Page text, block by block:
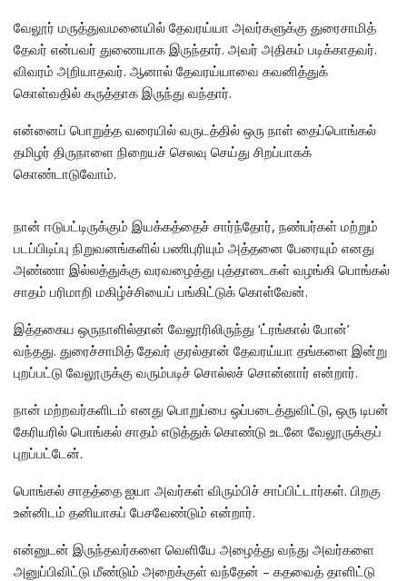
வேலூர் மருத்துவமனையில் தேவரய்யா அவர்களுக்கு துரைசாமித்
தேவர் என்பவர் துணையாக இருந்தார். அவர் அதிகம் படிக்காதவர்.
விவரம் அறியாதவர். ஆனால் தேவரய்யாவை கவனித்துக்
கொள்வதில் கருத்தாக இருந்து வந்தார்.
என்னைப் பொறுத்த வரையில் வருடத்தில் ஒரு நாள் தைப்பொங்கல்
தமிழர் திருநாளை நிறையச் செலவு செய்து சிறப்பாகக்
கொண்டாடுவோம்.
நான் ஈடுபட்டிருக்கும் இயக்கத்தைச் சார்ந்தோர், நண்பர்கள் மற்றும்
படப்பிடிப்பு நிறுவனங்களில் பணிபுரியும் அத்தனை பேரையும் எனது
அண்ணா இல்லத்துக்கு வரவழைத்து புத்தாடைகள் வழங்கி பொங்கல்
சாதம் பரிமாறி மகிழ்ச்சியைப் பங்கிட்டுக் கொள்வேன்.
இத்தகைய ஒருநாளில்தான் வேலூரிலிருந்து ‘ட்ரங்கால் போன்’
வந்தது. துரைச்சாமித் தேவர் குரல்தான் தேவரய்யா தங்களை இன்று
புறப்பட்டு வேலூருக்கு வரும்படிச் சொல்லச் சொன்னார் என்றார்.
நான் மற்றவர்களிடம் எனது பொறுப்பை ஒப்படைத்துவிட்டு, ஒரு டிபன்
கேரியரில் பொங்கல் சாதம் எடுத்துக் கொண்டு உடனே வேலூருக்குப்
புறப்பட்டேன்.
பொங்கல் சாதத்தை ஐயா அவர்கள் விரும்பிச் சாப்பிட்டார்கள். பிறகு
உன்னிடம் தனியாகப் பேசவேண்டும் என்றார்.
என்னுடன் இருந்தவர்களை வெளியே அழைத்து வந்து அவர்களை
அனுப்பிவிட்டு மீண்டும் அறைக்குள் வந்தேன் – கதவைத் தாளிட்டு